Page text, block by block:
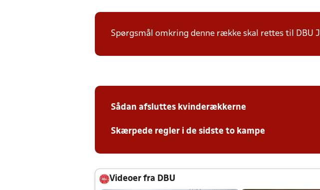
Spørgsmål omkring denne række skal rettes til DBU
Sådan afsluttes kvinderækkerne
Skærpede regler i de sidste to kampe
Videoer fra DBU